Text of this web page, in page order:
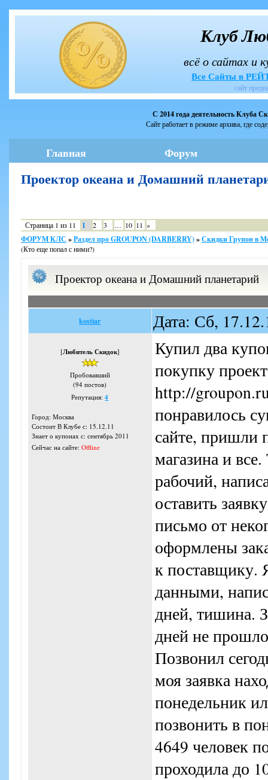
Клуб
всё о сайтах и
Все Сайты в
сайт
С 2014 года деятельность Клуба
Сайт работает в режиме архива, где
Главная Форум
Проектор океана и Домашний
Страница 1 из 11 1 2 3 … 10 11 »
ФОРУМ КЛС »Раздел про GROUPON (DARBERRY)»Скидки Групон в
(Кто еще попал с ними?)
Проектор океана и Домашний планетарий
kostiar Дата: Сб,
[Любитель Скидок]
Пробовавший
(94 постов)
Репутация:4
Город: Москва
Состоит В Клубе с: 15.12.11
Знает о купонах с: сентябрь 2011
Сейчас на сайте: Offline
Купил два
покупку
http://
понравилось
сайте, пришли
магазина и
рабочий,
оставить
письмо от
оформлены
к поставщику.
данными,
дней, тишина.
дней не прошло
Позвонил
моя заявка
понедельник
позвонить в
4649 человек
проходила до